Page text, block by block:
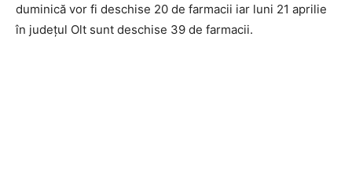
duminică vor fi deschise 20 de farmacii iar luni 21 aprilie
în județul Olt sunt deschise 39 de farmacii.